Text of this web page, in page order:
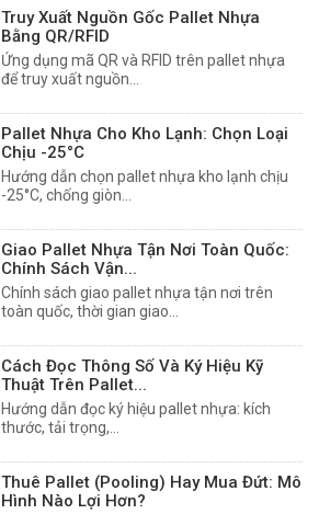
Truy Xuất Nguồn Gốc Pallet Nhựa
Bằng QR/RFID
Ứng dụng mã QR và RFID trên pallet nhựa
để truy xuất nguồn...
Pallet Nhựa Cho Kho Lạnh: Chọn Loại
Chịu -25°C
Hướng dẫn chọn pallet nhựa kho lạnh chịu
-25°C, chống giòn...
Giao Pallet Nhựa Tận Nơi Toàn Quốc:
Chính Sách Vận...
Chính sách giao pallet nhựa tận nơi trên
toàn quốc, thời gian giao...
Cách Đọc Thông Số Và Ký Hiệu Kỹ
Thuật Trên Pallet...
Hướng dẫn đọc ký hiệu pallet nhựa: kích
thước, tải trọng,...
Thuê Pallet (Pooling) Hay Mua Đứt: Mô
Hình Nào Lợi Hơn?